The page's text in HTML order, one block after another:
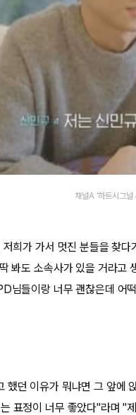
채널A '하트시그널
희가 가서 멋진 분들을 찾
봐도 소속사가 있을 거라고
님들이랑 너무 괜찮은데 어
했던 이유가 뭐냐면 그 앞에
표정이 너무 좋았다"라며 "